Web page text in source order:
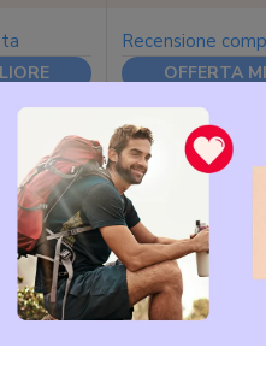
Recensione
OFFERTA
Misuratori di pressione Omron
da polsoè un apparecchio
il manicotto degli
monitorare le condizioni di
in particolare se molto